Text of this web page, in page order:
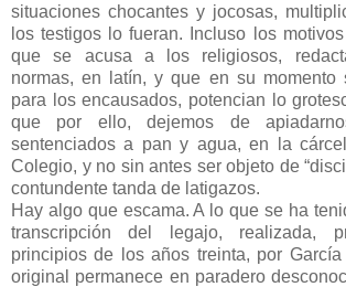
situaciones chocantes y jocosas,
los testigos lo fueran. Incluso los
que se acusa a los religiosos,
normas, en latín, y que en su momento
para los encausados, potencian lo
que por ello, dejemos de
sentenciados a pan y agua, en la
Colegio, y no sin antes ser objeto de
contundente tanda de latigazos.
Hay algo que escama. A lo que se ha
transcripción del legajo, realizada,
principios de los años treinta, por
original permanece en paradero